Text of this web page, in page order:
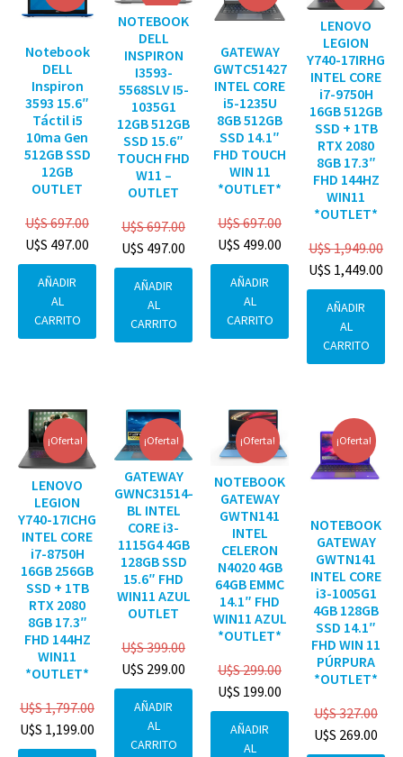
Notebook
DELL
Inspiron
3593 15.6″
Táctil i5
10ma Gen
512GB SSD
12GB
OUTLET
U$S697.00
U$S 497.00
AÑADIR
AL
CARRITO
NOTEBOOK
DELL
INSPIRON
I3593-
5568SLV I5-
1035G1
12GB 512GB
SSD 15.6″
TOUCH FHD
W11 –
OUTLET
U$S697.00
U$S 497.00
AÑADIR
AL
CARRITO
GATEWAY
GWTC51427
INTEL CORE
i5-1235U
8GB 512GB
SSD 14.1″
FHD TOUCH
WIN 11
*OUTLET*
U$S697.00
U$S 499.00
AÑADIR
AL
CARRITO
LENOVO
LEGION
Y740-17IRHG
INTEL CORE
i7-9750H
16GB 512GB
SSD + 1TB
RTX 2080
8GB 17.3″
FHD 144HZ
WIN11
*OUTLET*
U$S1,949.00
U$S 1,449.00
AÑADIR
AL
CARRITO
¡Oferta!
LENOVO
LEGION
Y740-17ICHG
INTEL CORE
i7-8750H
16GB 256GB
SSD + 1TB
RTX 2080
8GB 17.3″
FHD 144HZ
WIN11
*OUTLET*
U$S1,797.00
U$S 1,199.00
¡Oferta!
GATEWAY
GWNC31514-
BL INTEL
CORE i3-
1115G4 4GB
128GB SSD
15.6″ FHD
WIN11 AZUL
OUTLET
U$S399.00
U$S 299.00
AÑADIR
AL
CARRITO
¡Oferta!
NOTEBOOK
GATEWAY
GWTN141
INTEL
CELERON
N4020 4GB
64GB EMMC
14.1″ FHD
WIN11 AZUL
*OUTLET*
U$S299.00
U$S 199.00
AÑADIR
AL
¡Oferta!
NOTEBOOK
GATEWAY
GWTN141
INTEL CORE
i3-1005G1
4GB 128GB
SSD 14.1″
FHD WIN 11
PÚRPURA
*OUTLET*
U$S327.00
U$S 269.00